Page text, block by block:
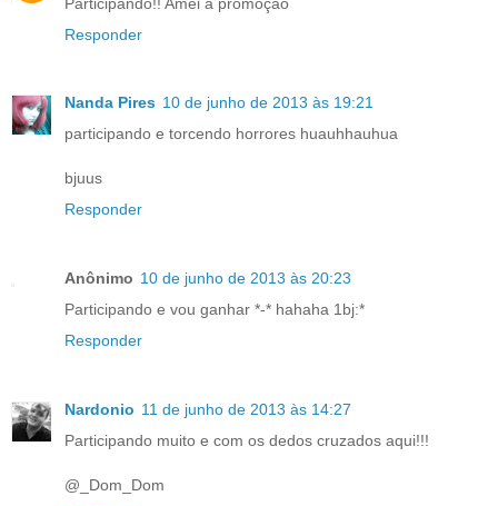
Responder
Nanda Pires 10 de junho de 2013 às 19:21
participando e torcendo horrores huauhhauhua
bjuus
Responder
Anônimo 10 de junho de 2013 às 20:23
Participando e vou ganhar *-* hahaha 1bj:*
Responder
Nardonio 11 de junho de 2013 às 14:27
Participando muito e com os dedos cruzados aqui!!!
@_Dom_Dom